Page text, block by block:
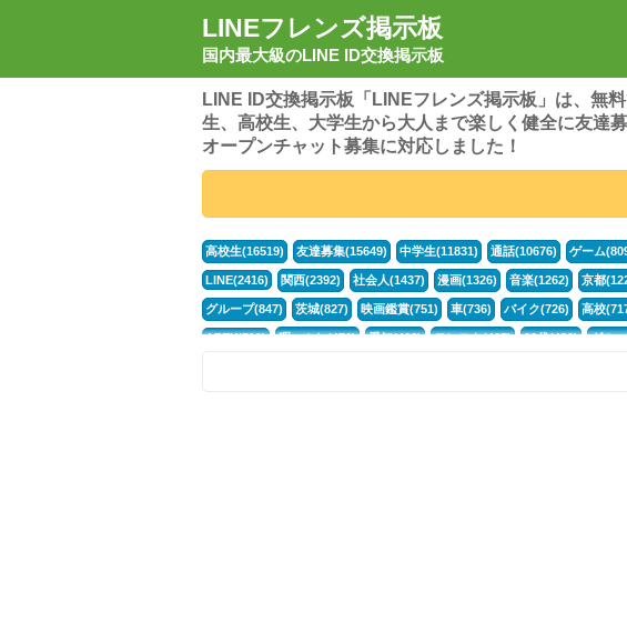
LINEフレンズ掲示板
国内最大級のLINE ID交換掲示板
LINE ID交換掲示板「LINEフレンズ掲示板」は、無
生、高校生、大学生から大人まで楽しく健全に友達
オープンチャット募集に対応しました！
高校生(16519) 友達募集(15649) 中学生(11831) 通話(10676) ゲーム
LINE(2416) 関西(2392) 社会人(1437) 漫画(1326) 音楽(1262) 京都
グループ(847) 茨城(827) 映画鑑賞(751) 車(736) バイク(726) 高校
APEX(519) 暇つぶし(476) 愛知(468) モンスト(465) 30代(433) グル